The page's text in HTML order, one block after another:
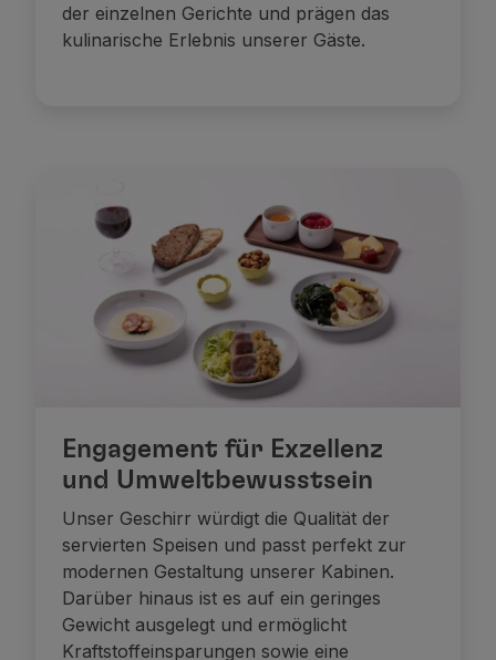
der einzelnen Gerichte und prägen das
kulinarische Erlebnis unserer Gäste.
Engagement für Exzellenz
und Umweltbewusstsein
Unser Geschirr würdigt die Qualität der
servierten Speisen und passt perfekt zur
modernen Gestaltung unserer Kabinen.
Darüber hinaus ist es auf ein geringes
Gewicht ausgelegt und ermöglicht
Kraftstoffeinsparungen sowie eine